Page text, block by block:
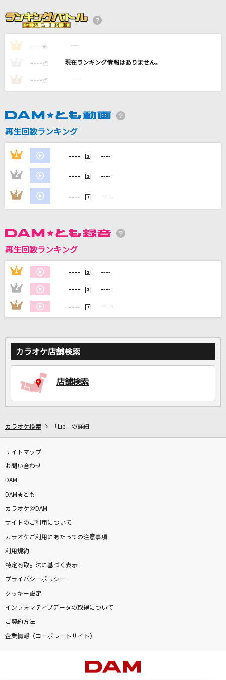
GReeeeN
[生音]クリスマスキャロルの頃には
[生音]水平線
石川さゆり
カラオケ最新情報をチェック！
1 ---- 点 ----
---- 点 ----
3 ---- 点 ----
再生回数ランキング
1 ---- 回 ----
2 ---- 回 ----
3 ---- 回 ----
再生回数ランキング
1 ---- 回 ----
2 ---- 回 ----
3 ---- 回 ----
カラオケ店舗検索
店舗検索
カラオケ検索 「Lie」の詳細
サイトマップ
お問い合わせ
DAM
DAM★とも
カラオケ＠DAM
サイトのご利用について
カラオケご利用にあたっての注意事項
利用規約
特定商取引法に基づく表示
プライバシーポリシー
クッキー設定
インフォマティブデータの取得について
ご契約方法
企業情報（コーポレートサイト）